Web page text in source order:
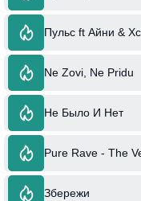
Пульс ft Айни &
Ne Zovi, Ne Pridu
Не Было И Нет
Pure Rave - The
Збережи